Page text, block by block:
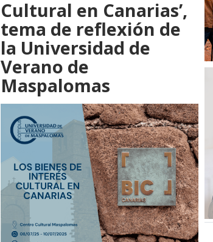
Cultural en Canarias’,
tema de reflexión de
la Universidad de
Verano de
Maspalomas